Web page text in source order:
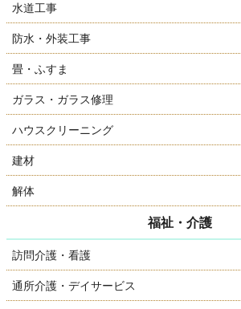
水道工事
防水・外装工事
畳・ふすま
ガラス・ガラス修理
ハウスクリーニング
建材
解体
福祉・介護
訪問介護・看護
通所介護・デイサービス